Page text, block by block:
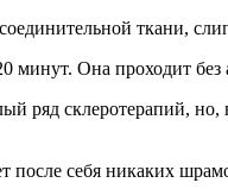
ткани,
минут. Она проходит
ряд склеротерапий, но,
после себя никаких